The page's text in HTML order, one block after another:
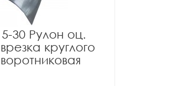
30 Рулон оц.
круглого